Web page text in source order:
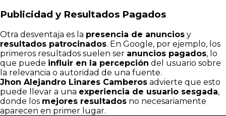
Publicidad y Resultados Pagados
Otra desventaja es la presencia de anuncios y
resultados patrocinados. En Google, por ejemplo, los
primeros resultados suelen ser anuncios pagados, lo
que puede influir en la percepción del usuario sobre
la relevancia o autoridad de una fuente.
Jhon Alejandro Linares Camberos advierte que esto
puede llevar a una experiencia de usuario sesgada,
donde los mejores resultados no necesariamente
aparecen en primer lugar.